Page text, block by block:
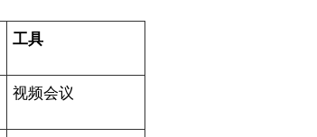
工具
视频会议